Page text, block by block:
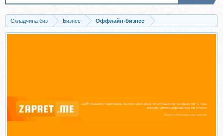
Складчина биз Бизнес
Оффлайн-бизнес
Скачать Легальный высокодоходный бизнес в реале (Бенджамин)